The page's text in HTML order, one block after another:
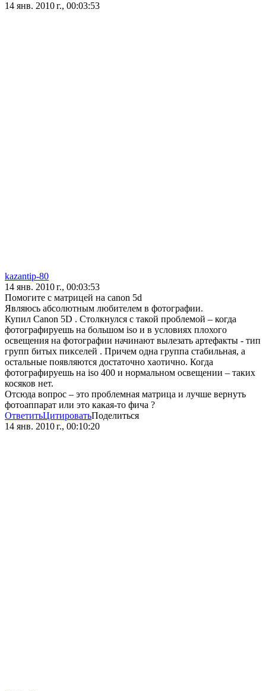
14 янв. 2010 г., 00:03:53
kazantip-80
14 янв. 2010 г., 00:03:53
Помогите с матрицей на canon 5d
Являюсь абсолютным любителем в фотографии.
Купил Сanon 5D . Столкнулся с такой проблемой – когда
фотографируешь на большом iso и в условиях плохого
освещения на фотографии начинают вылезать артефакты - тип
групп битых пикселей . Причем одна группа стабильная, а
остальные появляются достаточно хаотично. Когда
фотографируешь на iso 400 и нормальном освещении – таких
косяков нет.
Отсюда вопрос – это проблемная матрица и лучше вернуть
фотоаппарат или это какая-то фича ?
ОтветитьЦитироватьПоделиться
14 янв. 2010 г., 00:10:20